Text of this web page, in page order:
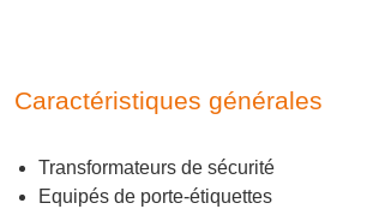
Caractéristiques générales
Transformateurs de sécurité
Equipés de porte-étiquettes